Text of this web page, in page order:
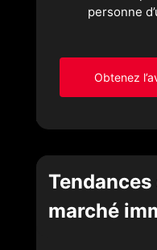
personne
Obtenez
marché